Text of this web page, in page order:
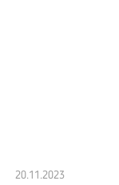
20.11.2023